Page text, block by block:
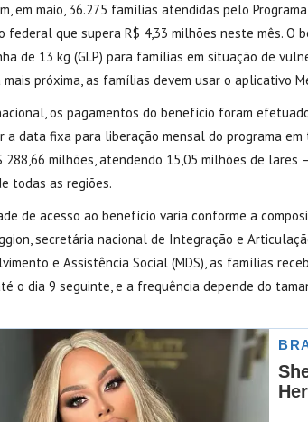
em maio, 36.275 famílias atendidas pelo
federal que supera R$ 4,33 milhões neste mês.
de 13 kg (GLP) para famílias em situação de
próxima, as famílias devem usar o aplicativo
os pagamentos do benefício foram
a data fixa para liberação mensal do programa
milhões, atendendo 15,05 milhões de lares
todas as regiões.
de acesso ao benefício varia conforme a
secretária nacional de Integração e
e Assistência Social (MDS), as famílias
o dia 9 seguinte, e a frequência depende do